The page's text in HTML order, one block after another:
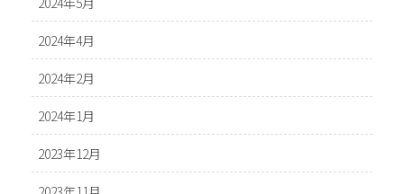
2024年4月
2024年2月
2024年1月
2023年12月